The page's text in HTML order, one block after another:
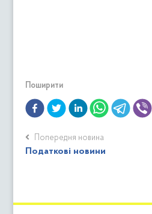
Поширити
Попередня новина
Податкові новини